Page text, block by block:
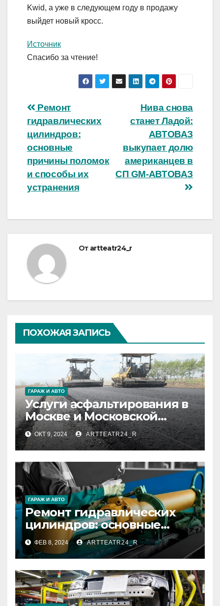
Kwid, а уже в следующем году в продажу
выйдет новый кросс.
Источник
Спасибо за чтение!
Навигация
по
записям
Нива снова
станет Ладой:
АВТОВАЗ
выкупает долю
американцев в
СП GM-АВТОВАЗ
Ремонт
гидравлических
цилиндров:
основные
причины поломок
и способы их
устранения
От artteatr24_r
ПОХОЖАЯ ЗАПИСЬ
ГАРАЖ И АВТО
Услуги асфальтирования в
Москве и Московской
области
ОКТ 9, 2024 ARTTEATR24_R
ГАРАЖ И АВТО
Ремонт гидравлических
цилиндров: основные
причины поломок и
способы их устранения
ФЕВ 8, 2024 ARTTEATR24_R